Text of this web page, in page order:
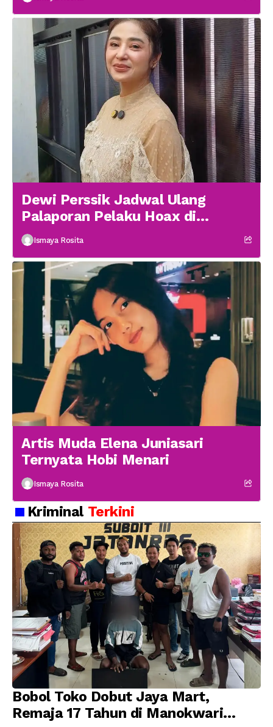
Dewi Perssik Jadwal Ulang
Palaporan Pelaku Hoax di
Medsos
Ismaya Rosita
Artis Muda Elena Juniasari
Ternyata Hobi Menari
Ismaya Rosita
Kriminal Terkini
Bobol Toko Dobut Jaya Mart,
Remaja 17 Tahun di Manokwari